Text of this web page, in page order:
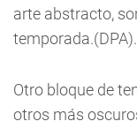
arte abstracto,
temporada.(DPA).
Otro bloque de
otros más